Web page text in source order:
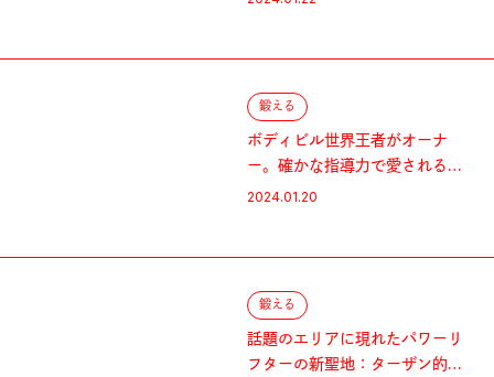
鍛える
ボディビル世界王者がオーナ
ー。確かな指導力で愛されるジ
ム：ターザン的オアフ島ガイド
2024.01.20
鍛える
話題のエリアに現れたパワーリ
フターの新聖地：ターザン的オ